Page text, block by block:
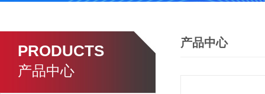
PRODUCTS
产品中心
产品中心